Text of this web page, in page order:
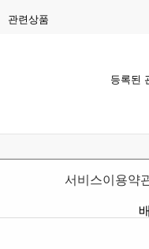
관련상품
등록된
서비스이용약